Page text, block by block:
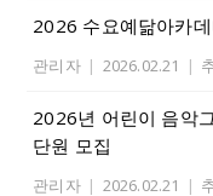
2026 수요예닮아카
관리자 | 2026.02.21 |
2026년 어린이 음악
단원 모집
관리자 | 2026.02.21 |